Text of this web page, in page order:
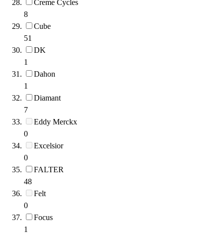
Creme Cycles
8
Cube
51
DK
1
Dahon
1
Diamant
7
Eddy Merckx
0
Excelsior
0
FALTER
48
Felt
0
Focus
1